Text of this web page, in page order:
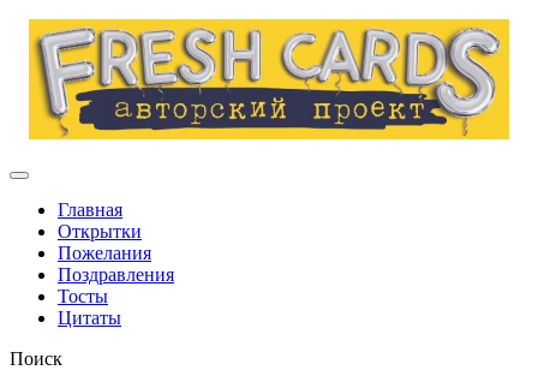
Главная
Открытки
Пожелания
Поздравления
Тосты
Цитаты
Поиск